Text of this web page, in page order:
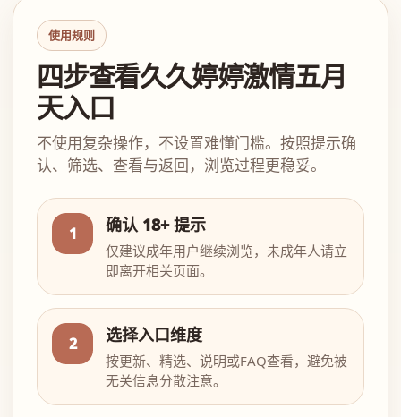
使用规则
四步查看久久婷婷激情五月
天入口
不使用复杂操作，不设置难懂门槛。按照提示确
认、筛选、查看与返回，浏览过程更稳妥。
1 确认 18+ 提示
仅建议成年用户继续浏览，未成年人请立
即离开相关页面。
2 选择入口维度
按更新、精选、说明或FAQ查看，避免被
无关信息分散注意。